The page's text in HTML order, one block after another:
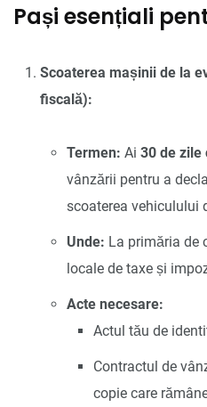
Pași esențiali
Scoaterea mașinii de la
fiscală):
Termen: Ai 30 de zile
vânzării pentru a
scoaterea vehiculului
Unde: La primăria de
locale de taxe și
Acte necesare:
Actul tău de
Contractul de
copie care